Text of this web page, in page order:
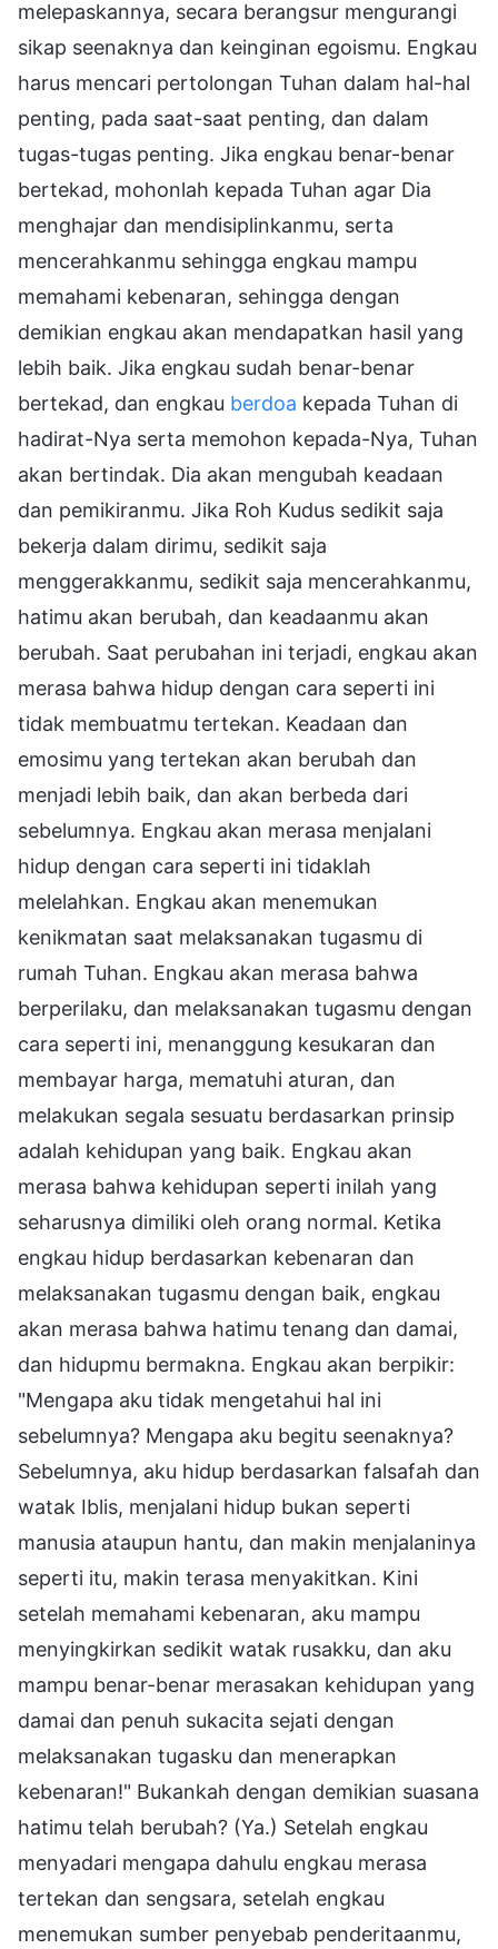
melepaskannya, secara berangsur mengurangi
sikap seenaknya dan keinginan egoismu. Engkau
harus mencari pertolongan Tuhan dalam hal-hal
penting, pada saat-saat penting, dan dalam
tugas-tugas penting. Jika engkau benar-benar
bertekad, mohonlah kepada Tuhan agar Dia
menghajar dan mendisiplinkanmu, serta
mencerahkanmu sehingga engkau mampu
memahami kebenaran, sehingga dengan
demikian engkau akan mendapatkan hasil yang
lebih baik. Jika engkau sudah benar-benar
bertekad, dan engkau berdoa kepada Tuhan di
hadirat-Nya serta memohon kepada-Nya, Tuhan
akan bertindak. Dia akan mengubah keadaan
dan pemikiranmu. Jika Roh Kudus sedikit saja
bekerja dalam dirimu, sedikit saja
menggerakkanmu, sedikit saja mencerahkanmu,
hatimu akan berubah, dan keadaanmu akan
berubah. Saat perubahan ini terjadi, engkau akan
merasa bahwa hidup dengan cara seperti ini
tidak membuatmu tertekan. Keadaan dan
emosimu yang tertekan akan berubah dan
menjadi lebih baik, dan akan berbeda dari
sebelumnya. Engkau akan merasa menjalani
hidup dengan cara seperti ini tidaklah
melelahkan. Engkau akan menemukan
kenikmatan saat melaksanakan tugasmu di
rumah Tuhan. Engkau akan merasa bahwa
berperilaku, dan melaksanakan tugasmu dengan
cara seperti ini, menanggung kesukaran dan
membayar harga, mematuhi aturan, dan
melakukan segala sesuatu berdasarkan prinsip
adalah kehidupan yang baik. Engkau akan
merasa bahwa kehidupan seperti inilah yang
seharusnya dimiliki oleh orang normal. Ketika
engkau hidup berdasarkan kebenaran dan
melaksanakan tugasmu dengan baik, engkau
akan merasa bahwa hatimu tenang dan damai,
dan hidupmu bermakna. Engkau akan berpikir:
"Mengapa aku tidak mengetahui hal ini
sebelumnya? Mengapa aku begitu seenaknya?
Sebelumnya, aku hidup berdasarkan falsafah dan
watak Iblis, menjalani hidup bukan seperti
manusia ataupun hantu, dan makin menjalaninya
seperti itu, makin terasa menyakitkan. Kini
setelah memahami kebenaran, aku mampu
menyingkirkan sedikit watak rusakku, dan aku
mampu benar-benar merasakan kehidupan yang
damai dan penuh sukacita sejati dengan
melaksanakan tugasku dan menerapkan
kebenaran!" Bukankah dengan demikian suasana
hatimu telah berubah? (Ya.) Setelah engkau
menyadari mengapa dahulu engkau merasa
tertekan dan sengsara, setelah engkau
menemukan sumber penyebab penderitaanmu,